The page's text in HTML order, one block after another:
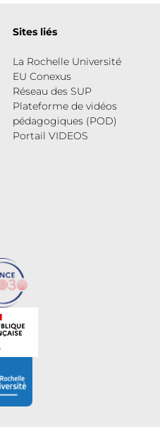
Sites liés
La Rochelle Université
EU Conexus
Réseau des SUP
Plateforme de vidéos
pédagogiques (POD)
Portail VIDEOS